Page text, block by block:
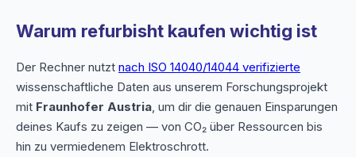
Warum refurbisht kaufen wichtig ist
Der Rechner nutzt nach ISO 14040/14044 verifizierte
wissenschaftliche Daten aus unserem Forschungsprojekt
mit Fraunhofer Austria, um dir die genauen Einsparungen
deines Kaufs zu zeigen — von CO₂ über Ressourcen bis
hin zu vermiedenem Elektroschrott.